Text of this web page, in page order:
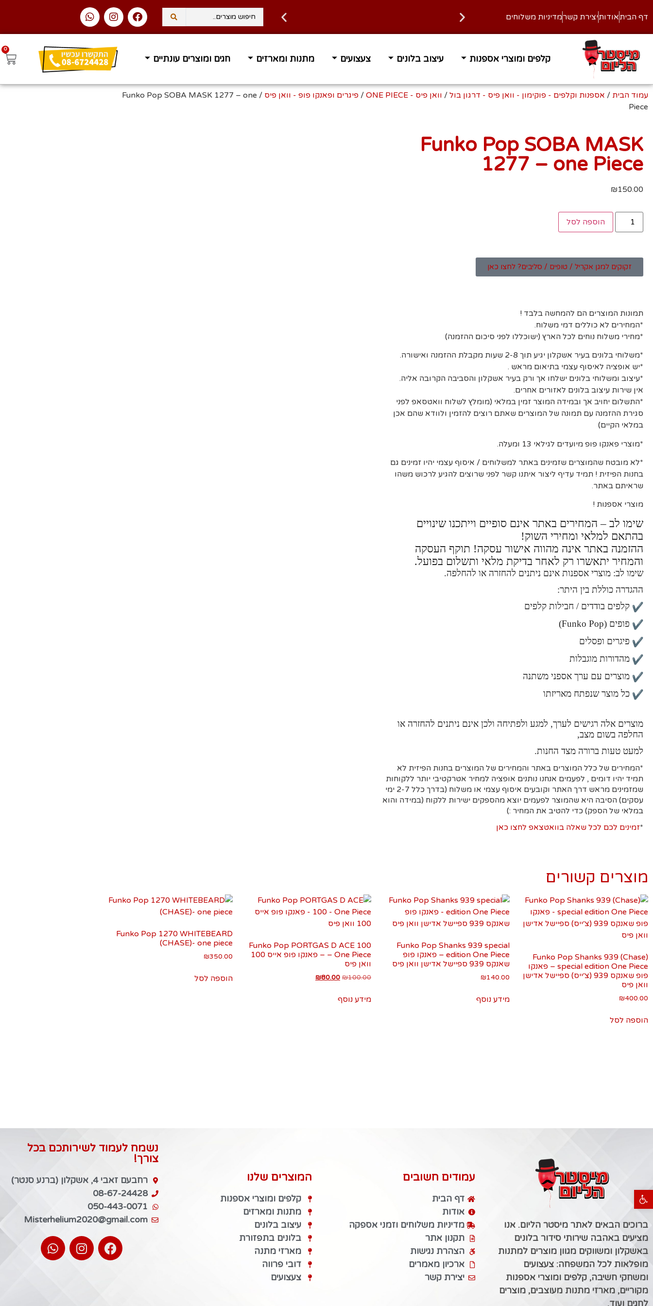
פתח סרגל נגישות
דף הביתאודותיצירת קשרמדיניות משלוחים
קלפים ומוצרי אספנות עיצוב בלונים צעצועים מתנות ומארזים חגים ומוצרים עונתיים
0
עמוד הבית / אספנות וקלפים - פוקימון - וואן פיס - דרגון בול / וואן פיס - ONE PIECE / פיגרים ופאנקו פופ - וואן פיס
/ Funko Pop SOBA MASK 1277 – one
Piece
Funko Pop SOBA MASK
1277 – one Piece
₪150.00
הוספה לסל
זקוקים למגן אקריל / טופים / סליבים? לחצו כאן
תמונות המוצרים הם להמחשה בלבד !
*המחירים לא כוללים דמי משלוח.
*מחירי משלוח נוחים לכל הארץ (ישוכללו לפני סיכום ההזמנה)
*משלוחי בלונים בעיר אשקלון יגיע תוך 2-8 שעות מקבלת ההזמנה ואישורה.
*יש אופציה לאיסוף עצמי בתיאום מראש .
*עיצוב ומשלוחי בלונים ישלחו אך ורק בעיר אשקלון והסביבה הקרובה אליה.
אין שירות עיצוב בלונים לאזורים אחרים.
*התשלום יחויב אך ובמידה המוצר זמין במלאי (מומלץ לשלוח וואטסאפ לפני
סגירת ההזמנה עם תמונה של המוצרים שאתם רוצים להזמין ולוודא שהם אכן
במלאי הקיים)
*מוצרי פאנקו פופ מיועדים לגילאי 13 ומעלה.
*לא מובטח שהמוצרים שזמינים באתר למשלוחים / איסוף עצמי יהיו זמינים גם
בחנות הפיזית ! תמיד עדיף ליצור איתנו קשר לפני שרוצים להגיע לרכוש משהו
שראיתם באתר.
מוצרי אספנות !
שימו לב – המחירים באתר אינם סופיים וייתכנו שינויים
בהתאם למלאי ומחירי השוק!
ההזמנה באתר אינה מהווה אישור עסקה! תוקף העסקה
והמחיר יתאשרו רק לאחר בדיקת מלאי ותשלום בפועל.
שימו לב: מוצרי אספנות אינם ניתנים להחזרה או להחלפה.
ההגדרה כוללת בין היתר:
קלפים בודדים / חבילות קלפים
פופים (Funko Pop)
פיגרים ופסלים
מהדורות מוגבלות
מוצרים עם ערך אספני משתנה
כל מוצר שנפתח מאריזתו
מוצרים אלה רגישים לערך, למגע ולפתיחה ולכן אינם ניתנים להחזרה או
החלפה בשום מצב,
למעט טעות ברורה מצד החנות.
*המחירים של כלל המוצרים באתר והמחירים של המוצרים בחנות הפיזית לא
תמיד יהיו דומים , לפעמים אנחנו נותנים אופציה למחיר אטרקטיבי יותר ללקוחות
שמזמינים מראש דרך האתר וקובעים איסוף עצמי או משלוח (בדרך כלל 2-7 ימי
עסקים) הסיבה היא שהמוצר לפעמים יוצא מהספקים ישירות ללקוח (במידה והוא
במלאי של הספק) כדי להטיב את המחיר :)
*זמינים לכם לכל שאלה בוואטצאפ לחצו כאן
מוצרים קשורים
Funko Pop Shanks 939 (Chase)
special edition One Piece – פאנקו
פופ שאנקס 939 (צ׳ייס) ספיישל אדישן
וואן פיס
₪400.00
הוספה לסל
Funko Pop Shanks 939 special
edition One Piece – פאנקו פופ
שאנקס 939 ספיישל אדישן וואן פיס
₪140.00
מידע נוסף
Funko Pop PORTGAS D ACE 100
– One Piece – פאנקו פופ אייס 100
וואן פיס
₪100.00
₪80.00
מידע נוסף
Funko Pop 1270 WHITEBEARD
(CHASE)- one piece
₪350.00
הוספה לסל
ברוכים הבאים לאתר מיסטר הליום. אנו
מציעים באהבה שירותי סידור בלונים
באשקלון ומשווקים מגוון מוצרים למתנות
מופלאות לכל המשפחה: צעצועים
ומשחקי חשיבה, קלפים ומוצרי אספנות
מקוריים, מארזי מתנות מעוצבים, מוצרים
לחגים ועוד.
עמודים חשובים
דף הבית
אודות
מדיניות משלוחים וזמני אספקה
תקנון אתר
הצהרת נגישות
ארכיון מאמרים
יצירת קשר
המוצרים שלנו
קלפים ומוצרי אספנות
מתנות ומארזים
עיצוב בלונים
בלונים בתפזורת
מארזי מתנה
דובי פרווה
צעצועים
נשמח לעמוד לשירותכם בכל
צורך!
רחבעם זאבי 4, אשקלון (ברנע סנטר)
08-67-24428
050-443-0071
Misterhelium2020@gmail.com